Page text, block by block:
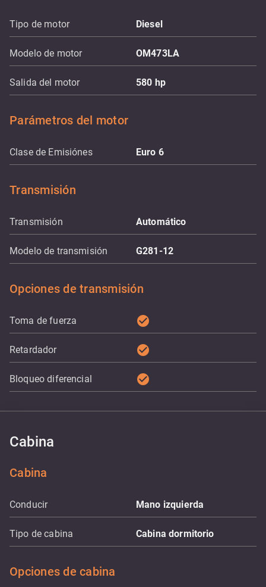
Tipo de motor Diesel
Modelo de motor OM473LA
Salida del motor 580 hp
Parámetros del motor
Clase de Emisiónes Euro 6
Transmisión
Transmisión Automático
Modelo de transmisión G281-12
Opciones de transmisión
Toma de fuerza check_circle
Retardador check_circle
Bloqueo diferencial check_circle
Cabina
Cabina
Conducir Mano izquierda
Tipo de cabina Cabina dormitorio
Opciones de cabina